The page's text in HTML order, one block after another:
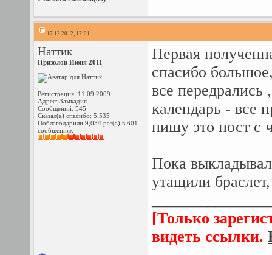
17.12.2012, 17:01
Наттик
Призолов Июня 2011
Регистрация: 11.09.2009
Адрес: Замкадия
Сообщений: 545
Сказал(а) спасибо: 5,535
Поблагодарили 9,034 раз(а) в 601
сообщениях
Первая
спасибо
все передрались
календарь - все
пишу это пост с
Пока
утащили
[Только
видеть ссылки.